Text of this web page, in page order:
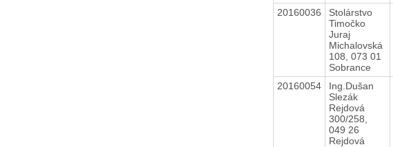
20160036
Stolárstvo
Timočko
Juraj
Michalovská
108, 073 01
Sobrance
20160054
Ing.Dušan
Slezák
Rejdová
300/258,
049 26
Rejdová